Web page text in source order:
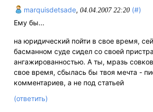
marquisdetsade, 04.04.2007 22:20 (#)
Ему бы...
на юридический пойти в свое время,
басманном суде сидел со своей
ангажированностью. А ты, мразь
свое время, сбылась бы твоя мечта -
комментариев, а не под статьей
(ответить)